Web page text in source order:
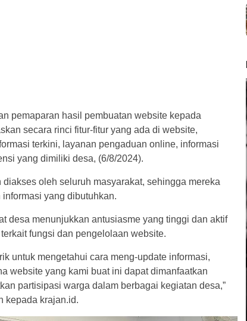
pemaparan hasil pembuatan website kepada
secara rinci fitur-fitur yang ada di website,
terkini, layanan pengaduan online, informasi
yang dimiliki desa, (6/8/2024).
oleh seluruh masyarakat, sehingga mereka
yang dibutuhkan.
desa menunjukkan antusiasme yang tinggi dan aktif
fungsi dan pengelolaan website.
untuk mengetahui cara meng-update informasi,
website yang kami buat ini dapat dimanfaatkan
partisipasi warga dalam berbagai kegiatan desa,”
kepada krajan.id.